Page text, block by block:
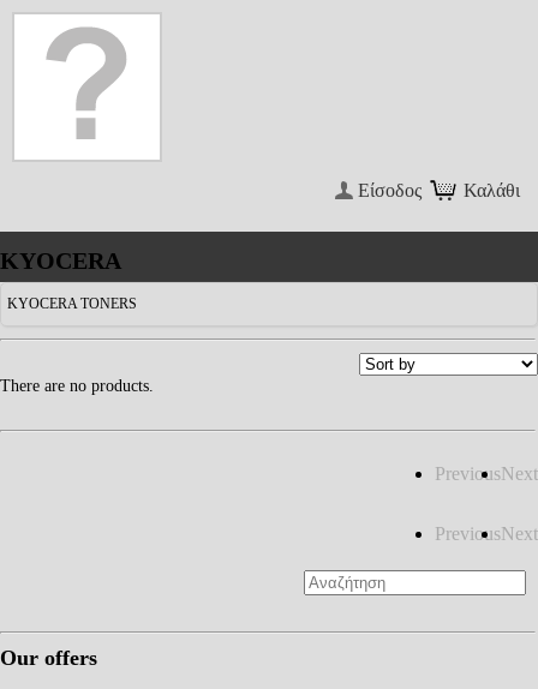
Καλάθι
Είσοδος
KYOCERA
KYOCERA TONERS
There are no products.
PreviousNext
PreviousNext
Our offers